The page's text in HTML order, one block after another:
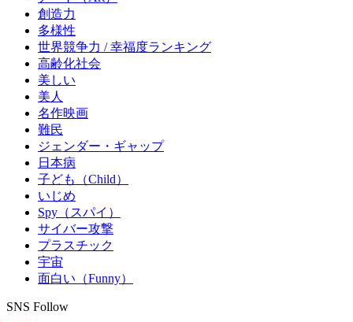
創造力
多様性
世界競争力 / 幸福度ランキング
高齢化社会
美しい
美人
名作映画
難民
ジェンダー・ギャップ
日本病
子ども（Child）
いじめ
Spy（スパイ）
サイバー攻撃
プラスチック
宇宙
面白い（Funny）
SNS Follow